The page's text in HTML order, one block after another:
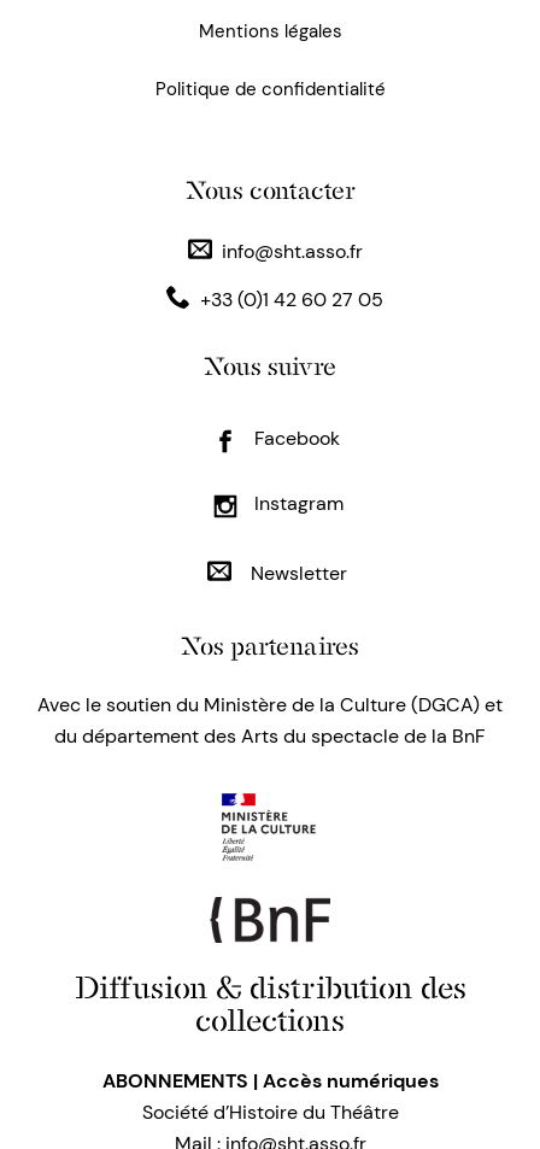
Mentions légales
Politique de confidentialité
Nous contacter
info@sht.asso.fr
+33 (0)1 42 60 27 05
Nous suivre
Facebook
Instagram
Newsletter
Nos partenaires
Avec le soutien du Ministère de la Culture (DGCA) et
du département des Arts du spectacle de la BnF
Diffusion & distribution des
collections
ABONNEMENTS | Accès numériques
Société d’Histoire du Théâtre
Mail : info@sht.asso.fr